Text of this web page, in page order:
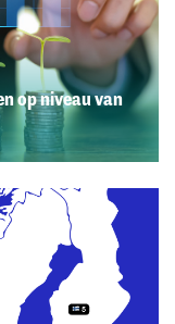
op niveau van